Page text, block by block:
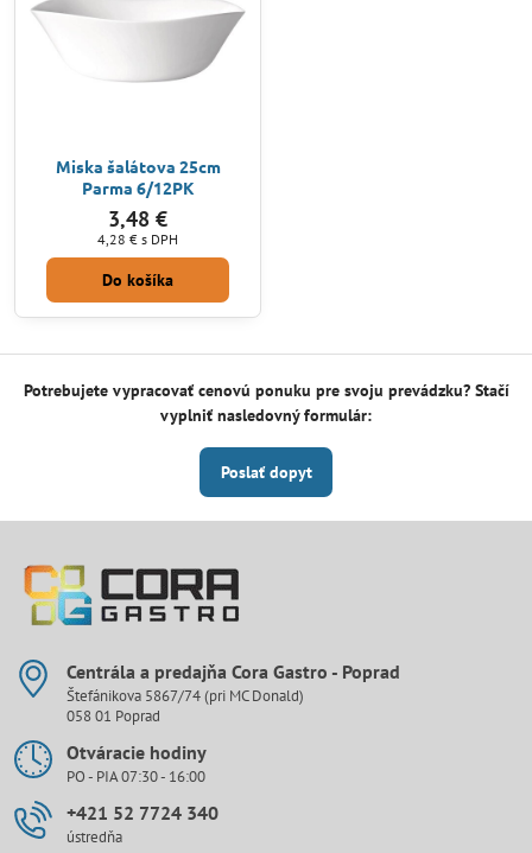
Miska šalátova 25cm
Parma 6/12PK
3,48 €
4,28 € s DPH
Do košíka
Potrebujete vypracovať cenovú ponuku pre svoju prevádzku? Stačí
vyplniť nasledovný formulár:
Poslať dopyt
Centrála a predajňa Cora Gastro - Poprad
Štefánikova 5867/74 (pri MC Donald)
058 01 Poprad
Otváracie hodiny
PO - PIA 07:30 - 16:00
+421 52 7724 340
ústredňa